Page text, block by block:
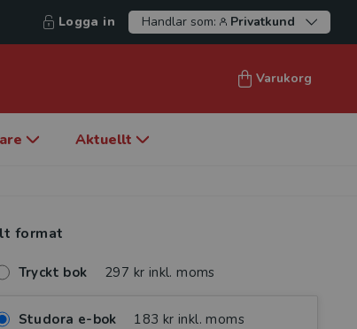
Logga in Handlar som: Privatkund
Varukorg
Aktuellt
format
Tryckt bok 297 kr inkl. moms
Studora e-bok 183 kr inkl. moms